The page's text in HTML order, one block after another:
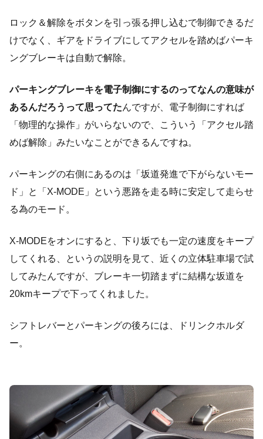
ロック＆解除をボタンを引っ張る押し込むで制御できるだ
けでなく、ギアをドライブにしてアクセルを踏めばパーキ
ングブレーキは自動で解除。
パーキングブレーキを電子制御にするのってなんの意味が
あるんだろうって思ってたんですが、電子制御にすれば
「物理的な操作」がいらないので、こういう「アクセル踏
めば解除」みたいなことができるんですね。
パーキングの右側にあるのは「坂道発進で下がらないモー
ド」と「X-MODE」という悪路を走る時に安定して走らせ
る為のモード。
X-MODEをオンにすると、下り坂でも一定の速度をキープ
してくれる、というの説明を見て、近くの立体駐車場で試
してみたんですが、ブレーキ一切踏まずに結構な坂道を
20kmキープで下ってくれました。
シフトレバーとパーキングの後ろには、ドリンクホルダ
ー。